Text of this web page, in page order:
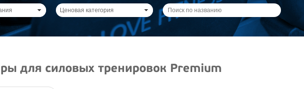
Ценовая категория
для силовых тренировок Premium